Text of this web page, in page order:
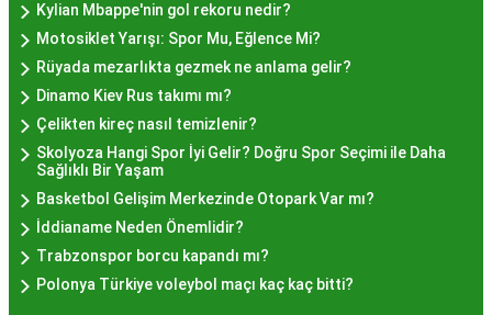
kılmak için birkaç öneri:
Geleneksel Mekanları Tercih Edin:
semtlerdeki geleneksel pastanelerde hayır
lokması deneyimi daha otantik olabilir.
Yerel Tavsiyelere Kulak Verin:
yaşayanların önerilerini değerlendirerek en iyi
hayır lokması mekanlarını keşfedin.
Özel Günlerde Ziyaret Edin:
hayır organizasyonlarında, lezzet daha bir anlam
kazanır.
Kylian Mbappe'nin gol rekoru nedir?
Motosiklet Yarışı: Spor Mu, Eğlence Mi?
Rüyada mezarlıkta gezmek ne anlama gelir?
Dinamo Kiev Rus takımı mı?
Çelikten kireç nasıl temizlenir?
Skolyoza Hangi Spor İyi Gelir? Doğru Spor Seçimi ile Daha
Sağlıklı Bir Yaşam
Basketbol Gelişim Merkezinde Otopark Var mı?
İddianame Neden Önemlidir?
Trabzonspor borcu kapandı mı?
Polonya Türkiye voleybol maçı kaç kaç bitti?